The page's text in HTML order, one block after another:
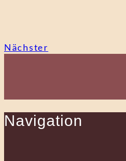
Nächster
Navigation